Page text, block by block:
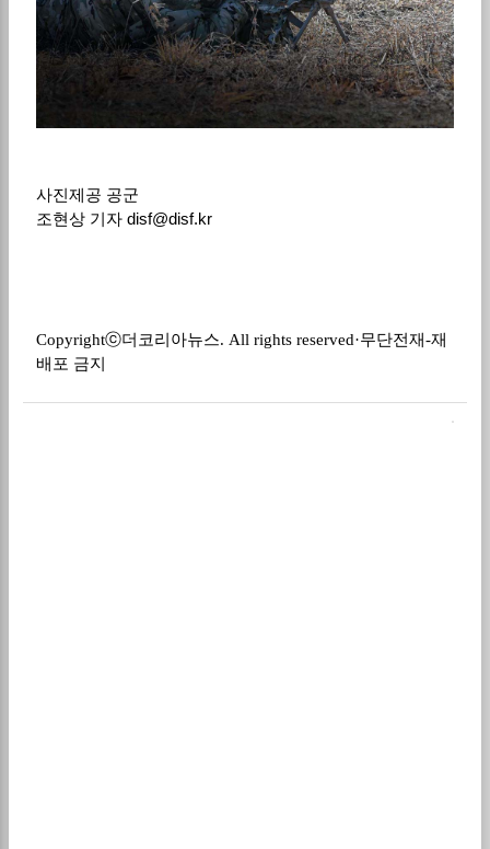
사진제공 공군
조현상 기자 disf@disf.kr
Copyrightⓒ더코리아뉴스. All rights reserved·무단전재-재
배포 금지